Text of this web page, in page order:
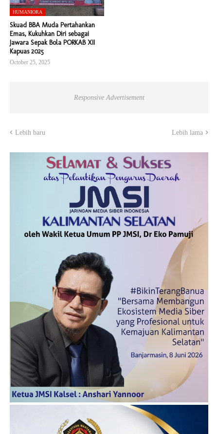
HUMANIORA
Skuad BBA Muda Pertahankan
Emas, Kukuhkan Diri sebagai
Jawara Sepak Bola PORKAB XII
Kapuas 2025
October 25, 2025
Responsive Advertisement
Lebih baru Lebih lama